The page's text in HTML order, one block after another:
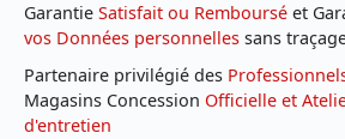
Garantie Satisfait ou Remboursé et
vos Données personnelles sans
Partenaire privilégié des
Magasins Concession Officielle et
d'entretien